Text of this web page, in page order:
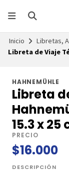
Inicio Libretas,
Libreta de Viaje
HAHNEMÜHLE
Libreta
15.3 x 25
PRECIO
$16.000
DESCRIPCIÓN